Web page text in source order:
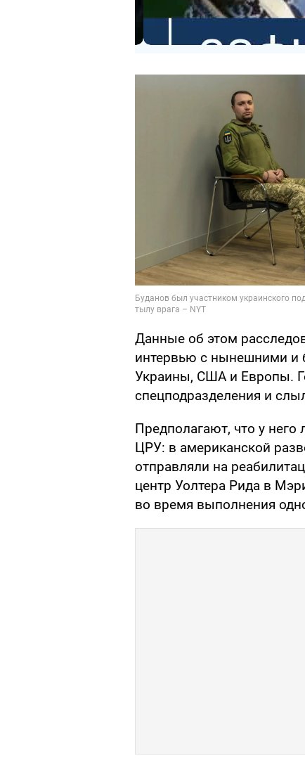
Данные об этом
интервью с нынешними
Украины, США и Европы.
спецподразделения и
Предполагают, что у
ЦРУ: в американской
отправляли на
центр Уолтера Рида в
во время выполнения